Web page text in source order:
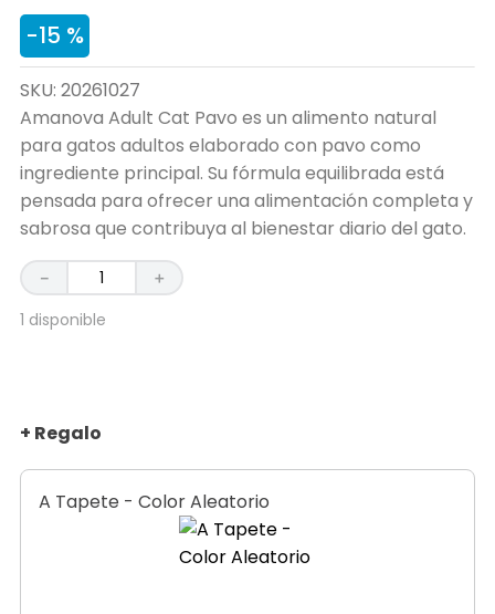
-15 %
SKU: 20261027
Amanova Adult Cat Pavo es un alimento natural
para gatos adultos elaborado con pavo como
ingrediente principal. Su fórmula equilibrada está
pensada para ofrecer una alimentación completa y
sabrosa que contribuya al bienestar diario del gato.
＋
－
1 disponible
+ Regalo
A Tapete - Color Aleatorio